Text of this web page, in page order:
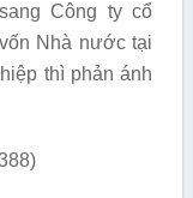
Công ty cổ
Nhà nước tại
thì phản ánh